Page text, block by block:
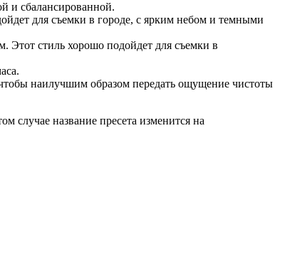
и сбалансированной.
для съемки в городе, с ярким небом и темными
стиль хорошо подойдет для съемки в
чтобы наилучшим образом передать ощущение чистоты
случае название пресета изменится на